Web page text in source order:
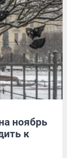
ноябрь
к